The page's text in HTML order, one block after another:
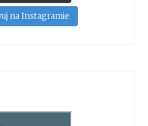
na Instagramie